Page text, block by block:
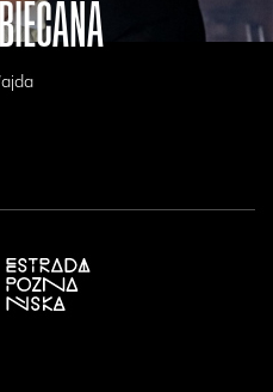
Otwiera się w nowym oknie